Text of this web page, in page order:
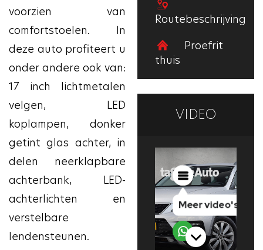
voorzien van
comfortstoelen. In
deze auto profiteert u
onder andere ook van:
17 inch lichtmetalen
velgen, LED
koplampen, donker
getint glas achter, in
delen neerklapbare
achterbank, LED-
achterlichten en
verstelbare
lendensteunen.
Routebeschrijving
Proefrit
thuis
VIDEO